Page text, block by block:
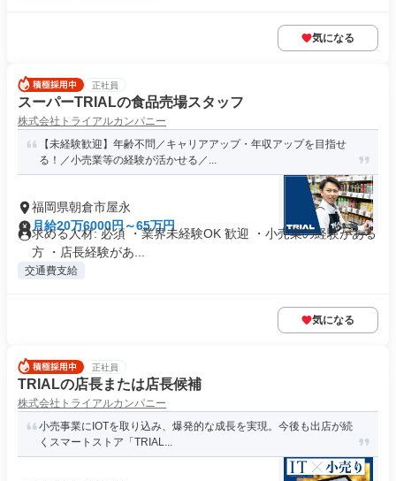
気になる
正社員
スーパーTRIALの食品売場スタッフ
株式会社トライアルカンパニー
【未経験歓迎】年齢不問／キャリアアップ・年収アップを目指せ
る！／小売業等の経験が活かせる／...
福岡県朝倉市屋永
月給20万6000円～65万円
求める人材: 必須 ・業界未経験OK 歓迎 ・小売業の経験がある
方 ・店長経験があ...
交通費支給
気になる
正社員
TRIALの店長または店長候補
株式会社トライアルカンパニー
小売事業にIOTを取り込み、爆発的な成長を実現。今後も出店が続
くスマートストア「TRIAL...